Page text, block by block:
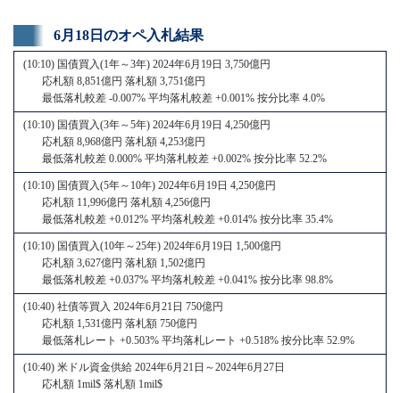
6月18日のオペ入札結果
(10:10) 国債買入(1年～3年) 2024年6月19日 3,750億円
応札額 8,851億円 落札額 3,751億円
最低落札較差 -0.007% 平均落札較差 +0.001% 按分比率 4.0%
(10:10) 国債買入(3年～5年) 2024年6月19日 4,250億円
応札額 8,968億円 落札額 4,253億円
最低落札較差 0.000% 平均落札較差 +0.002% 按分比率 52.2%
(10:10) 国債買入(5年～10年) 2024年6月19日 4,250億円
応札額 11,996億円 落札額 4,256億円
最低落札較差 +0.012% 平均落札較差 +0.014% 按分比率 35.4%
(10:10) 国債買入(10年～25年) 2024年6月19日 1,500億円
応札額 3,627億円 落札額 1,502億円
最低落札較差 +0.037% 平均落札較差 +0.041% 按分比率 98.8%
(10:40) 社債等買入 2024年6月21日 750億円
応札額 1,531億円 落札額 750億円
最低落札レート +0.503% 平均落札レート +0.518% 按分比率 52.9%
(10:40) 米ドル資金供給 2024年6月21日～2024年6月27日
応札額 1mil$ 落札額 1mil$